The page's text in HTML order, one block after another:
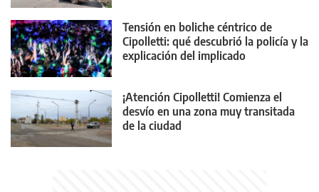
Tensión en boliche céntrico de
Cipolletti: qué descubrió la policía y la
explicación del implicado
¡Atención Cipolletti! Comienza el
desvío en una zona muy transitada
de la ciudad